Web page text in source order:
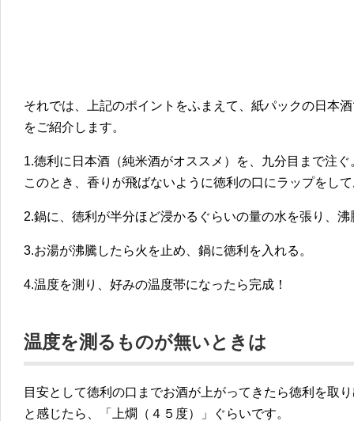
それでは、上記のポイントをふまえて、紙パックの日本
をご紹介します。
1.徳利に日本酒（純米酒がオススメ）を、九分目まで注ぐ
このとき、香りが飛ばないように徳利の口にラップをし
2.鍋に、徳利が半分ほど浸かるぐらいの量の水を張り、沸
3.お湯が沸騰したら火を止め、鍋に徳利を入れる。
4.温度を測り、好みの温度帯になったら完成！
温度を測るものが無いときは
目安として徳利の口までお酒が上がってきたら徳利を取
と感じたら、「上燗（４５度）」ぐらいです。